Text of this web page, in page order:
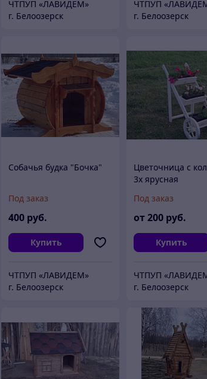
ЧТПУП «ЛАВИДЕМ»
г. Белоозерск
ЧТПУП
г. Белоозерск
Собачья будка "Бочка"
Под заказ
400 руб.
Купить
ЧТПУП «ЛАВИДЕМ»
г. Белоозерск
Цветочница c
3х ярусная
Под заказ
от200 руб.
Купить
ЧТПУП
г. Белоозерск